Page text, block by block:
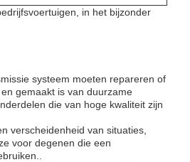
in het bijzonder
systeem moeten repareren of
gemaakt is van duurzame
die van hoge kwaliteit zijn
verscheidenheid van situaties,
voor degenen die een